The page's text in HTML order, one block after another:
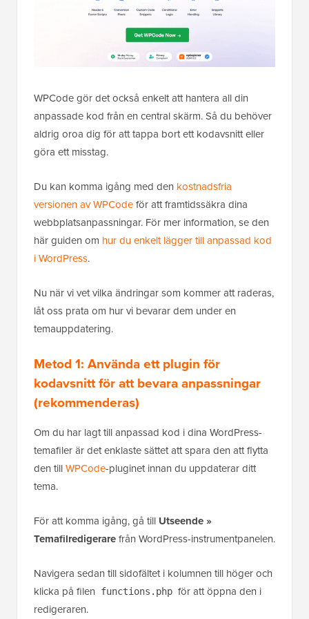
WPCode gör det också enkelt att hantera all din
anpassade kod från en central skärm. Så du behöver
aldrig oroa dig för att tappa bort ett kodavsnitt eller
göra ett misstag.
Du kan komma igång med den kostnadsfria
versionen av WPCodeför att framtidssäkra dina
webbplatsanpassningar. För mer information, se den
här guiden om hur du enkelt lägger till anpassad kod
i WordPress.
Nu när vi vet vilka ändringar som kommer att raderas,
låt oss prata om hur vi bevarar dem under en
temauppdatering.
Metod 1: Använda ett plugin för
kodavsnitt för att bevara anpassningar
(rekommenderas)
Om du har lagt till anpassad kod i dina WordPress-
temafiler är det enklaste sättet att spara den att flytta
den tillWPCode-pluginet innan du uppdaterar ditt
tema.
För att komma igång, gå till Utseende »
Temafilredigerarefrån WordPress-instrumentpanelen.
Navigera sedan till sidofältet i kolumnen till höger och
klicka på filen
functions.php för att öppna den i
redigeraren.